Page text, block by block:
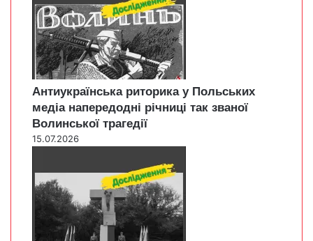
Антиукраїнська риторика у Польських
медіа напередодні річниці так званої
Волинської трагедії
15.07.2026